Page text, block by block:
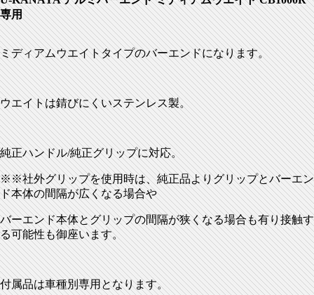
専用
ミディアムウエイトタイプのバーエンドになります。
ウエイトは錆びにくいステンレス製。
純正ハンドル/純正グリップに対応。
※※社外グリップを使用時は、純正品よりグリップとバーエン
ド本体の間隔が広くなる場合や
バーエンド本体とグリップの間隔が狭くなる場合も有り接触す
る可能性も御座います。
付属品は車種別専用となります。